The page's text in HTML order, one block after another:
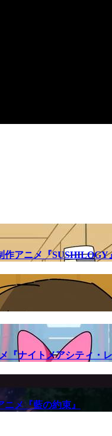
アニメ『SUSHILOGY
『ナイトメアシティ・レ
メ『藍の約束』